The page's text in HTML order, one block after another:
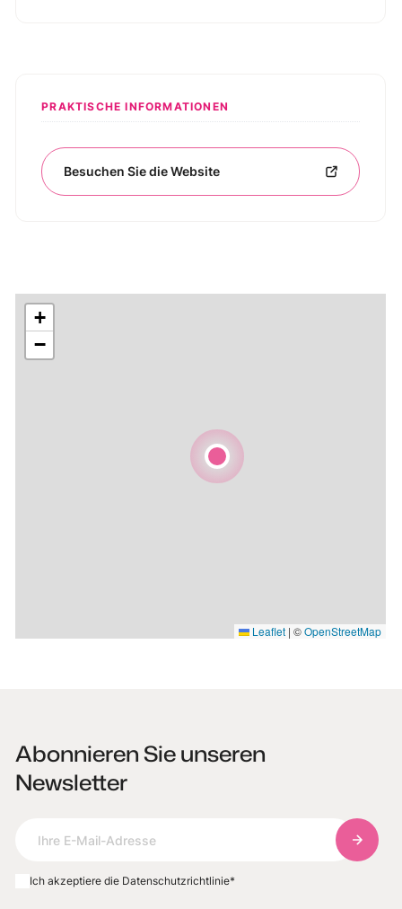
PRAKTISCHE INFORMATIONEN
Besuchen Sie die Website
+
−
Leaflet | ©OpenStreetMap
Abonnieren Sie unseren
Newsletter
Ich akzeptiere die Datenschutzrichtlinie*